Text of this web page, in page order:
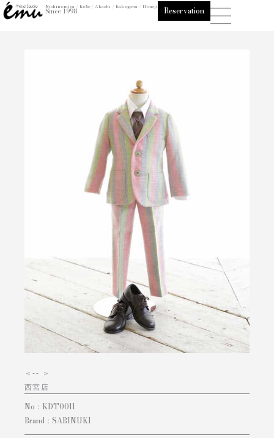
内
容
Nishinomiya / Kobe / Akashi / Kakogawa / Himeji
Since 1998 Reservation
＜-- ＞
西宮店
No： KDT0011
Brand： SABINUKI